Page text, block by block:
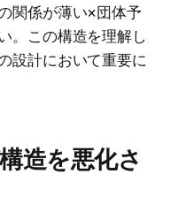
関係が薄い×団体予
。この構造を理解し
設計において重要に
造を悪化さ